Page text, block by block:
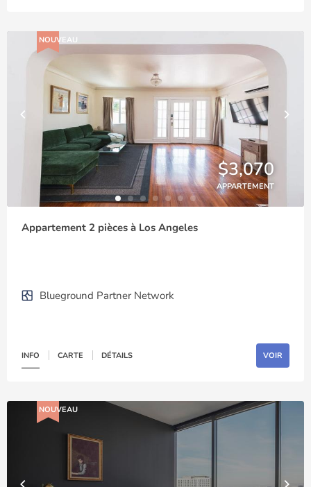
NOUVEAU
$3,070
APPARTEMENT
Appartement 2 pièces à Los Angeles
Blueground Partner Network
INFO CARTE DÉTAILS VOIR
NOUVEAU